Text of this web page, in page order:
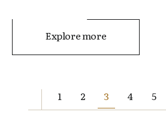
Explore more
1 2 3 4 5